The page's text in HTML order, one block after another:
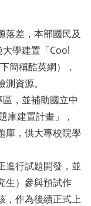
落差，本部國民及
學建置「Cool
簡稱酷英網），
資源。
，並補助國立中
庫建置計畫」，
庫，供大專校院學
進行試題開發，並
生）參與預試作
，作為後續正式上